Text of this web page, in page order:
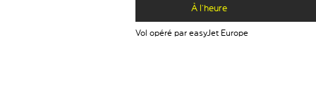
À l’heure
Vol opéré par easyJet Europe